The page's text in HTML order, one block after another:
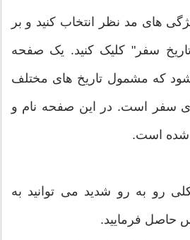
های مد نظر انتخاب کنید و بر
سفر" کلیک کنید. یک صفحه
که مشمول تاریخ های مختلف
سفر است. در این صفحه نام و
شده است.
رو به رو شدید می توانید به
حاصل فرمایید.